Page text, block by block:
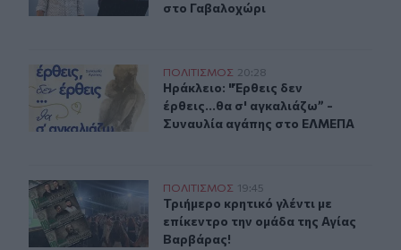
στο Γαβαλοχώρι
Ηράκλειο: "Έρθεις δεν έρθεις...θα σ' αγκαλιάζω” -
ΠΟΛΙΤΙΣΜΟΣ 20:28
Ηράκλειο: "Έρθεις δεν
Ηράκλειο: "Έρθεις δεν
έρθεις...θα σ' αγκαλιάζω” -
Συναυλία αγάπης στο ΕΛΜΕΠΑ
Τριήμερο κρητικό γλέντι με επίκεντρο την ομάδα της
ΠΟΛΙΤΙΣΜΟΣ 19:45
Τριήμερο κρητικό γλέντι με
Τριήμερο κρητικό γλέντι με
επίκεντρο την ομάδα της Αγίας
Βαρβάρας!